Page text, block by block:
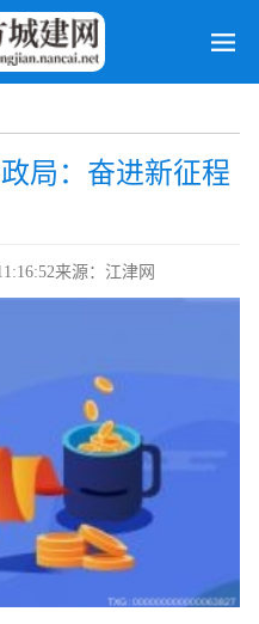
局：奋进新征程
来源：江津网